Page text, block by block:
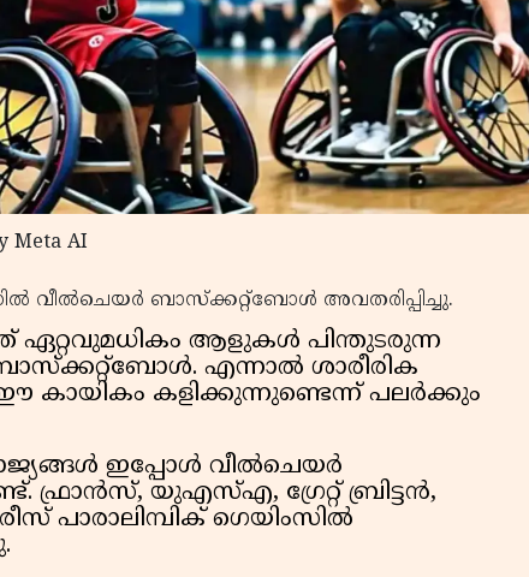
Meta AI
വീൽചെയർ ബാസ്‌ക്കറ്റ്‌ബോൾ അവതരിപ്പിച്ചു.
ഏറ്റവുമധികം ആളുകൾ പിന്തുടരുന്ന
എന്നാൽ ശാരീരിക
കളിക്കുന്നുണ്ടെന്ന് പലർക്കും
ഇപ്പോൾ വീൽചെയർ
ഫ്രാൻസ്, യുഎസ്എ, ഗ്രേറ്റ് ബ്രിട്ടൻ,
പാരാലിമ്പിക് ഗെയിംസിൽ